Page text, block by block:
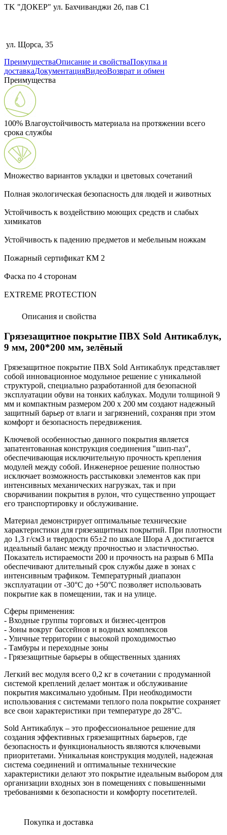
TK "ДОКЕР" ул. Бахчиванджи 2б, пав С1
ул. Щорса, 35
ПреимуществаОписание и свойстваПокупка и
доставкаДокументацияВидеоВозврат и обмен
Преимущества
100% Влагоустойчивость материала на протяжении всего
срока службы
Множество вариантов укладки и цветовых сочетаний
Полная экологическая безопасность для людей и животных
Устойчивость к воздействию моющих средств и слабых
химикатов
Устойчивость к падению предметов и мебельным ножкам
Пожарный сертификат КМ 2
Фаска по 4 сторонам
EXTREME PROTECTION
Описания и свойства
Грязезащитное покрытие ПВХ Sold Антикаблук,
9 мм, 200*200 мм, зелёный
Грязезащитное покрытие ПВХ Sold Антикаблук представляет
собой инновационное модульное решение с уникальной
структурой, специально разработанной для безопасной
эксплуатации обуви на тонких каблуках. Модули толщиной 9
мм и компактным размером 200 х 200 мм создают надежный
защитный барьер от влаги и загрязнений, сохраняя при этом
комфорт и безопасность передвижения.
Ключевой особенностью данного покрытия является
запатентованная конструкция соединения "шип-паз",
обеспечивающая исключительную прочность крепления
модулей между собой. Инженерное решение полностью
исключает возможность расстыковки элементов как при
интенсивных механических нагрузках, так и при
сворачивании покрытия в рулон, что существенно упрощает
его транспортировку и обслуживание.
Материал демонстрирует оптимальные технические
характеристики для грязезащитных покрытий. При плотности
до 1,3 г/см3 и твердости 65±2 по шкале Шора А достигается
идеальный баланс между прочностью и эластичностью.
Показатель истираемости 200 и прочность на разрыв 6 МПа
обеспечивают длительный срок службы даже в зонах с
интенсивным трафиком. Температурный диапазон
эксплуатации от -30°C до +50°C позволяет использовать
покрытие как в помещении, так и на улице.
Сферы применения:
- Входные группы торговых и бизнес-центров
- Зоны вокруг бассейнов и водных комплексов
- Уличные территории с высокой проходимостью
- Тамбуры и переходные зоны
- Грязезащитные барьеры в общественных зданиях
Легкий вес модуля всего 0,2 кг в сочетании с продуманной
системой креплений делает монтаж и обслуживание
покрытия максимально удобным. При необходимости
использования с системами теплого пола покрытие сохраняет
все свои характеристики при температуре до 28°C.
Sold Антикаблук – это профессиональное решение для
создания эффективных грязезащитных барьеров, где
безопасность и функциональность являются ключевыми
приоритетами. Уникальная конструкция модулей, надежная
система соединений и оптимальные технические
характеристики делают это покрытие идеальным выбором для
организации входных зон в помещениях с повышенными
требованиями к безопасности и комфорту посетителей.
Покупка и доставка